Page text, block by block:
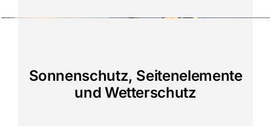
Sonnenschutz, Seitenelemente
und Wetterschutz